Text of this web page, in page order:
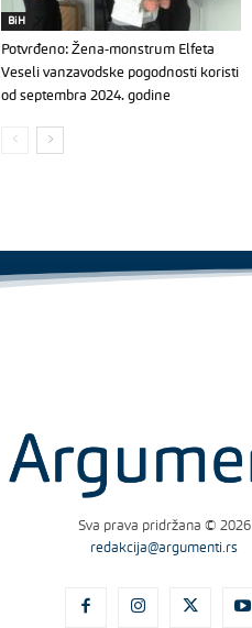
BiH
Potvrđeno: Žena-monstrum Elfeta
Veseli vanzavodske pogodnosti koristi
od septembra 2024. godine
Sva prava pridržana © 2026
redakcija@argumenti.rs